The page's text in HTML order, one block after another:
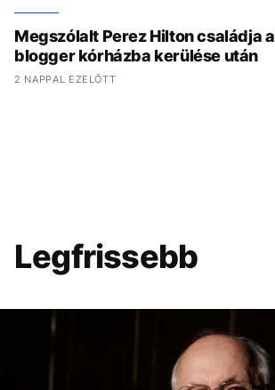
Megszólalt Perez Hilton családja a
blogger kórházba kerülése után
2 NAPPAL EZELŐTT
Legfrissebb